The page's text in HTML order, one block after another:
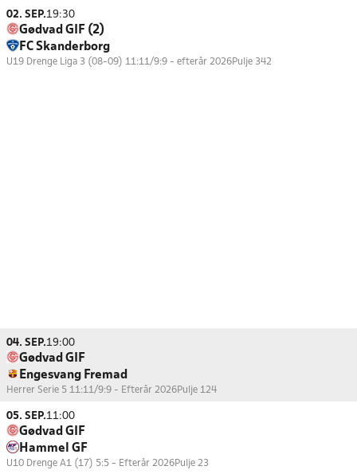
02. SEP.19:30
Gødvad GIF (2)
FC Skanderborg
U19 Drenge Liga 3 (08-09) 11:11/9:9 - efterår 2026Pulje 342
04. SEP.19:00
Gødvad GIF
Engesvang Fremad
Herrer Serie 5 11:11/9:9 - Efterår 2026Pulje 124
05. SEP.11:00
Gødvad GIF
Hammel GF
U10 Drenge A1 (17) 5:5 - Efterår 2026Pulje 23